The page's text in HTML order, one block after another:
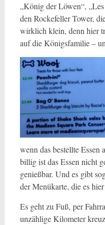
„König der Löwen“,
den Rockefeller Tower,
wirklich klein, denn hier
auf die Königsfamilie –
wenn das bestellte
billig ist das Essen nicht
genießbar. Und es gibt
der Menükarte, die es
Es geht zu Fuß, per
unzählige Kilometer